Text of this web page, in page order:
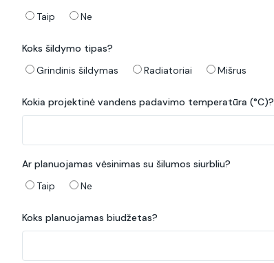
Taip
Ne
Koks šildymo tipas?
Grindinis šildymas
Radiatoriai Mišrus
Kokia projektinė vandens padavimo temperatūra (°C)?
Ar planuojamas vėsinimas su šilumos siurbliu?
Taip
Ne
Koks planuojamas biudžetas?